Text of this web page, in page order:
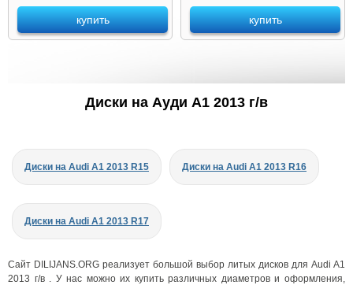
купить купить
Диски на Ауди A1 2013 г/в
Диски на Audi A1 2013 R15 Диски на Audi A1 2013 R16
Диски на Audi A1 2013 R17
Сайт DILIJANS.ORG реализует большой выбор литых дисков для Audi A1
2013 г/в . У нас можно их купить различных диаметров и оформления,